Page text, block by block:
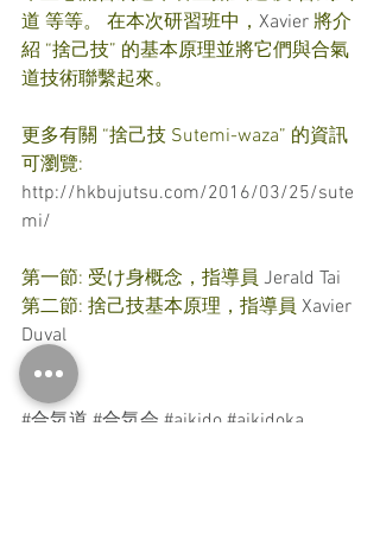
道 等等。 在本次研習班中， Xavier 將介
紹 “捨己技” 的基本原理並將它們與合氣
道技術聯繫起來。
更多有關 “捨己技 Sutemi-waza” 的資訊
可瀏覽:
http://hkbujutsu.com/2016/03/25/sute
mi/
第一節: 受け身概念，指導員 Jerald Tai
第二節: 捨己技基本原理，指導員 Xavier
Duval
#合気道 #合気会 #aikido #aikidoka